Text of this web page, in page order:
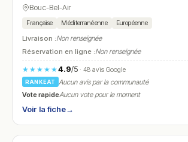
Bouc-Bel-Air
Française Méditerranéenne Européenne
Livraison :Non renseignée
Réservation en ligne :Non renseignée
★★★★★4.9/5· 48 avis Google
RANKEAT
Aucun avis par la communauté
Vote rapideAucun vote pour le moment
Voir la fiche→